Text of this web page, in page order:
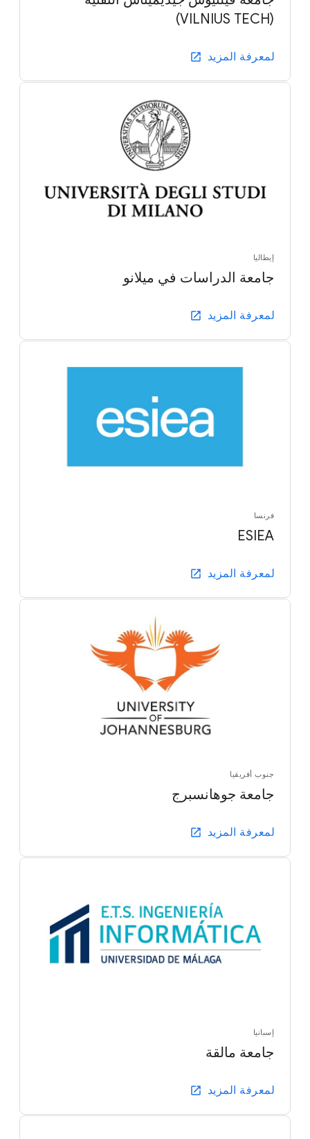
(VILNIUS TECH)
لمعرفة المزيد
إيطاليا
جامعة الدراسات في ميلانو
لمعرفة المزيد
فرنسا
ESIEA
لمعرفة المزيد
جنوب أفريقيا
جامعة جوهانسبرج
لمعرفة المزيد
إسبانيا
جامعة مالقة
لمعرفة المزيد